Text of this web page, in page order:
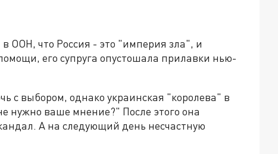
ООН, что Россия - это "империя зла", и
его супруга опустошала прилавки нью-
с выбором, однако украинская "королева" в
нужно ваше мнение?" После этого она
А на следующий день несчастную